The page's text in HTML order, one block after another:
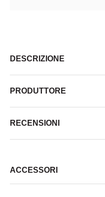
DESCRIZIONE
PRODUTTORE
RECENSIONI
ACCESSORI